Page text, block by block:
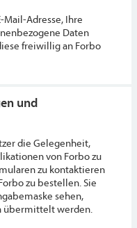
Adresse, Ihre
Daten
freiwillig an Forbo
und
die Gelegenheit,
von Forbo zu
zu kontaktieren
zu bestellen. Sie
sehen,
übermittelt werden.